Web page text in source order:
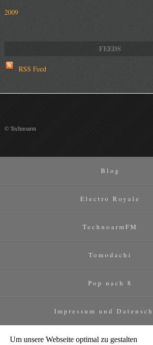
2009
RSS Feed
© Technoarm
Blog
Electro Royale
TechnoarmFM
Tomodachi
Pop nach 8
Impressum und
Um unsere Webseite optimal zu gestalten